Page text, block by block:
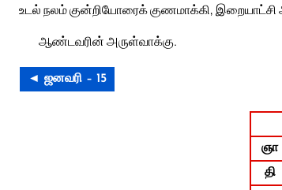
உடல் நலம் குன்றியோரைக் குணமாக்கி,
ஆண்டவரின் அருள்வாக்கு.
◄ ஜனவரி – 15
ஞா
தி